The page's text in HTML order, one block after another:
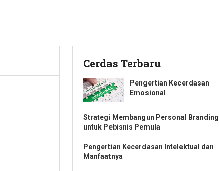
Cerdas Terbaru
Pengertian Kecerdasan
Emosional
Strategi Membangun Personal Branding
untuk Pebisnis Pemula
Pengertian Kecerdasan Intelektual dan
Manfaatnya